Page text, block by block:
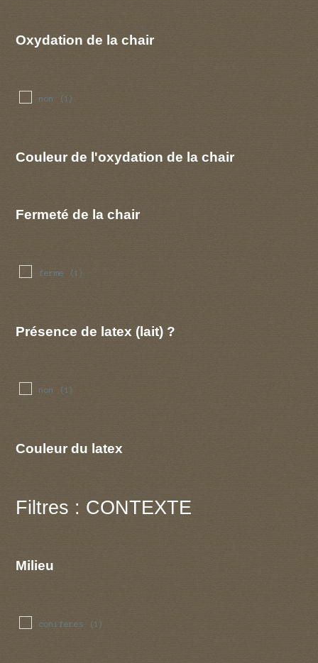
Oxydation de la chair
non (1)
Couleur de l'oxydation de la chair
Fermeté de la chair
ferme (1)
Présence de latex (lait) ?
non (1)
Couleur du latex
Filtres : CONTEXTE
Milieu
coniferes (1)